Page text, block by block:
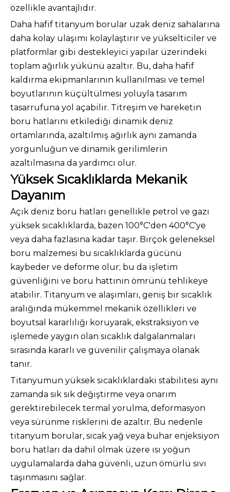
özellikle avantajlıdır.
Daha hafif titanyum borular uzak deniz sahalarına
daha kolay ulaşımı kolaylaştırır ve yükselticiler ve
platformlar gibi destekleyici yapılar üzerindeki
toplam ağırlık yükünü azaltır. Bu, daha hafif
kaldırma ekipmanlarının kullanılması ve temel
boyutlarının küçültülmesi yoluyla tasarım
tasarrufuna yol açabilir. Titreşim ve hareketin
boru hatlarını etkilediği dinamik deniz
ortamlarında, azaltılmış ağırlık aynı zamanda
yorgunluğun ve dinamik gerilimlerin
azaltılmasına da yardımcı olur.
Yüksek Sıcaklıklarda Mekanik
Dayanım
Açık deniz boru hatları genellikle petrol ve gazı
yüksek sıcaklıklarda, bazen 100°C'den 400°C'ye
veya daha fazlasına kadar taşır. Birçok geleneksel
boru malzemesi bu sıcaklıklarda gücünü
kaybeder ve deforme olur; bu da işletim
güvenliğini ve boru hattının ömrünü tehlikeye
atabilir. Titanyum ve alaşımları, geniş bir sıcaklık
aralığında mükemmel mekanik özellikleri ve
boyutsal kararlılığı koruyarak, ekstraksiyon ve
işlemede yaygın olan sıcaklık dalgalanmaları
sırasında kararlı ve güvenilir çalışmaya olanak
tanır.
Titanyumun yüksek sıcaklıklardaki stabilitesi aynı
zamanda sık sık değiştirme veya onarım
gerektirebilecek termal yorulma, deformasyon
veya sürünme risklerini de azaltır. Bu nedenle
titanyum borular, sıcak yağ veya buhar enjeksiyon
boru hatları da dahil olmak üzere ısı yoğun
uygulamalarda daha güvenli, uzun ömürlü sıvı
taşınmasını sağlar.